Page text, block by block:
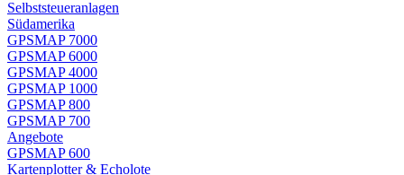
Selbststeueranlagen
Südamerika
GPSMAP 7000
GPSMAP 6000
GPSMAP 4000
GPSMAP 1000
GPSMAP 800
GPSMAP 700
Angebote
GPSMAP 600
Kartenplotter & Echolote